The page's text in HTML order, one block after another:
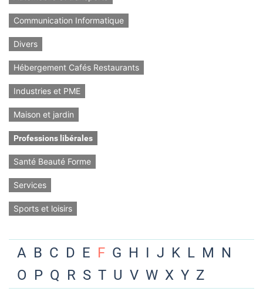
Communication Informatique
Divers
Hébergement Cafés Restaurants
Industries et PME
Maison et jardin
Professions libérales
Santé Beauté Forme
Services
Sports et loisirs
A B C D E F G H I J K L M N
O P Q R S T U V W X Y Z